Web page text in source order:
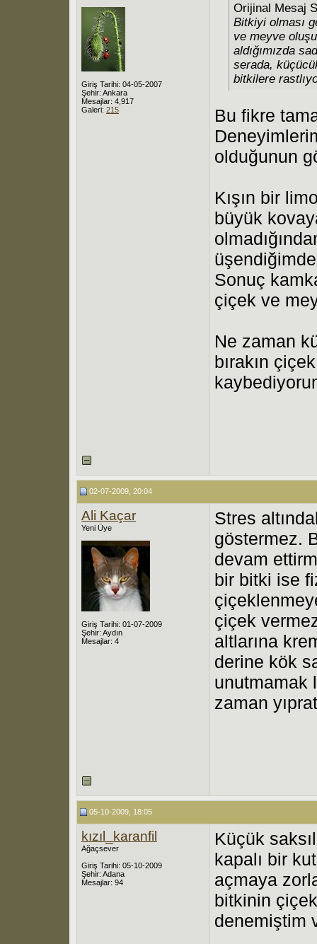
Giriş Tarihi: 04-05-2007
Şehir: Ankara
Mesajlar: 4,917
Galeri: 215
Orijinal Mesaj
Bitkiyi olması
ve meyve
aldığımızda
serada,
bitkilere
Bu fikre
olduğunun
Kışın bir
büyük
Sonuç
çiçek ve
Ne zaman
bırakın
02-07-2009, 20:04
Ali Kaçar
Yeni Üye
Giriş Tarihi: 01-07-2009
Şehir: Aydın
Mesajlar: 4
Stres
göstermez.
devam
bir bitki ise
çiçek
altlarına
derine kök
unutmamak
zaman
05-10-2009, 18:05
kızıl_karanfil
Ağaçsever
Giriş Tarihi: 05-10-2009
Şehir: Adana
Mesajlar: 94
Küçük
kapalı bir
açmaya
bitkinin
denemiştim